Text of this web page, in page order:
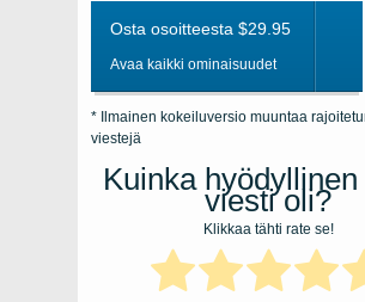
Osta osoitteesta $29.95
Avaa kaikki ominaisuudet
* Ilmainen kokeiluversio muuntaa
viestejä
Kuinka
viesti oli?
Klikkaa tähti rate se!